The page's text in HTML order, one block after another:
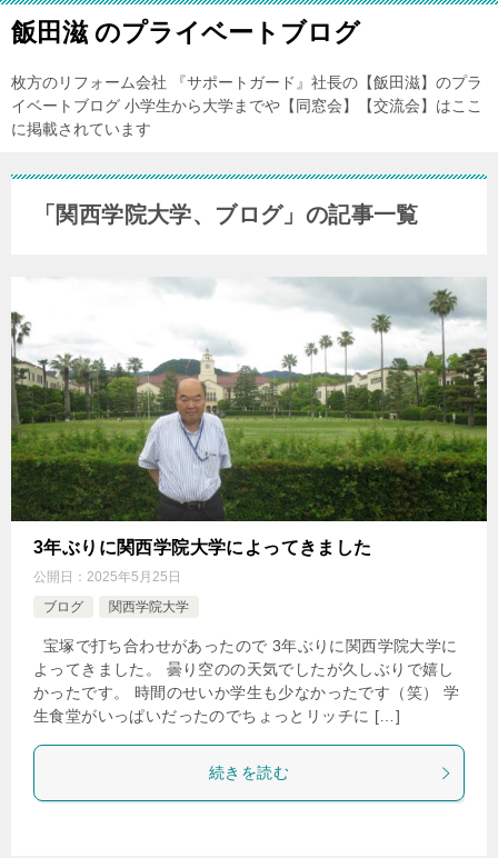
飯田滋 のプライベートブログ
枚方のリフォーム会社 『サポートガード』社長の【飯田滋】のプラ
イベートブログ 小学生から大学までや【同窓会】【交流会】はここ
に掲載されています
「関西学院大学、ブログ」の記事一覧
3年ぶりに関西学院大学によってきました
公開日： 2025年5月25日
ブログ
関西学院大学
宝塚で打ち合わせがあったので 3年ぶりに関西学院大学に
よってきました。 曇り空のの天気でしたが久しぶりで嬉し
かったです。 時間のせいか学生も少なかったです（笑） 学
生食堂がいっぱいだったのでちょっとリッチに […]
続きを読む